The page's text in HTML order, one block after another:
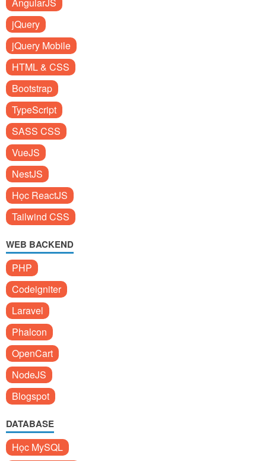
AngularJS
jQuery
jQuery Mobile
HTML & CSS
Bootstrap
TypeScript
SASS CSS
VueJS
NestJS
Học ReactJS
Tailwind CSS
WEB BACKEND
PHP
Codeigniter
Laravel
Phalcon
OpenCart
NodeJS
Blogspot
DATABASE
Học MySQL